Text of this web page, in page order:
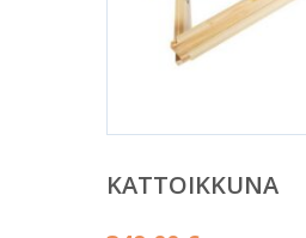
KATTOIKKUNA